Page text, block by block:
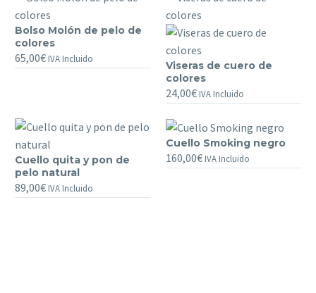
Bolso
Molón
de
colores
Bolso Molón de pelo de
colores
65,00€ IVA Incluido
Viseras
de
cuero
de
colores
Viseras de cuero de
colores
24,00€ IVA Incluido
Cuello
quita
y
Cuello quita y pon de
pelo natural
89,00€ IVA Incluido
Cuello
Smoking
Cuello Smoking negro
160,00€ IVA Incluido